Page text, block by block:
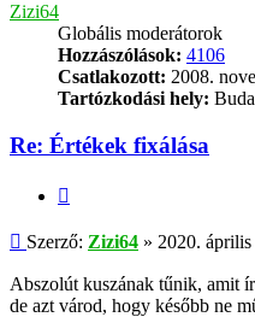
Zizi64
Globális moderátorok
Hozzászólások: 4106
Csatlakozott: 2008.
Tartózkodási hely:
Re: Értékek fixálása
Hozzászólás
Szerző: Zizi64 » 2020.
Abszolút kuszának tűnik, amit
de azt várod, hogy később ne